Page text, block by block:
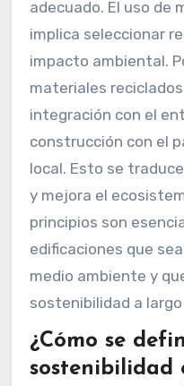
adecuado. El uso de
implica seleccionar
impacto ambiental.
materiales
integración con el
construcción con el
local. Esto se
y mejora el
principios son
edificaciones que
medio ambiente y
sostenibilidad a
¿Cómo se
sostenibilidad